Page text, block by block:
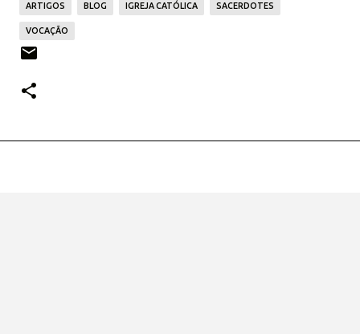
ARTIGOS BLOG IGREJA CATÓLICA SACERDOTES
VOCAÇÃO